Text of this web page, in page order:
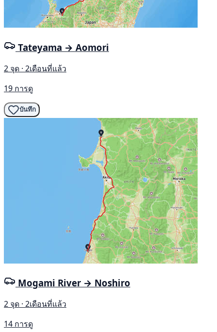
Tateyama → Aomori
2 จุด · 2เดือนที่แล้ว
19 การดู
บันทึก
Mogami River → Noshiro
2 จุด · 2เดือนที่แล้ว
14 การดู